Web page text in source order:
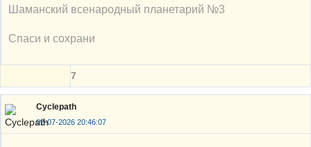
Шаманский всенародный планетарий №3
Спаси и сохрани
7
Cyclepath
02-07-2026 20:46:07